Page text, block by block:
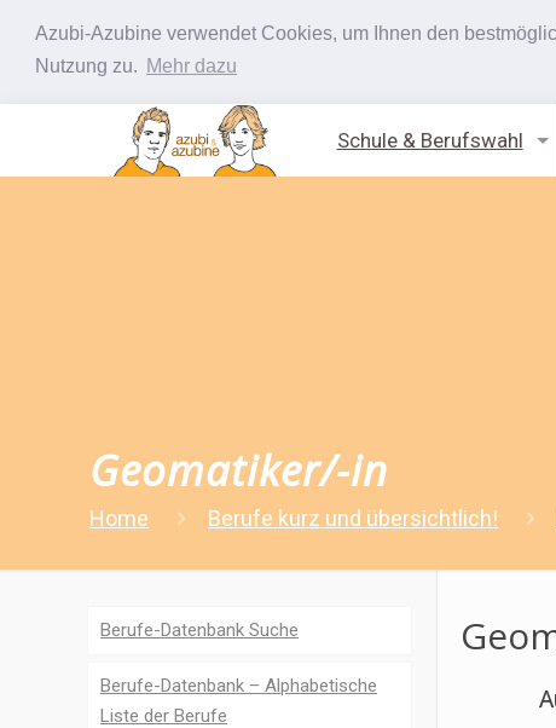
Azubi-Azubine verwendet Cookies, um Ihnen den
Nutzung zu. Mehr dazu
Schule & Berufswahl
Geomatiker/-in
Home Berufe kurz und übersichtlich!
Berufe-Datenbank Suche
Berufe-Datenbank – Alphabetische
Liste der Berufe